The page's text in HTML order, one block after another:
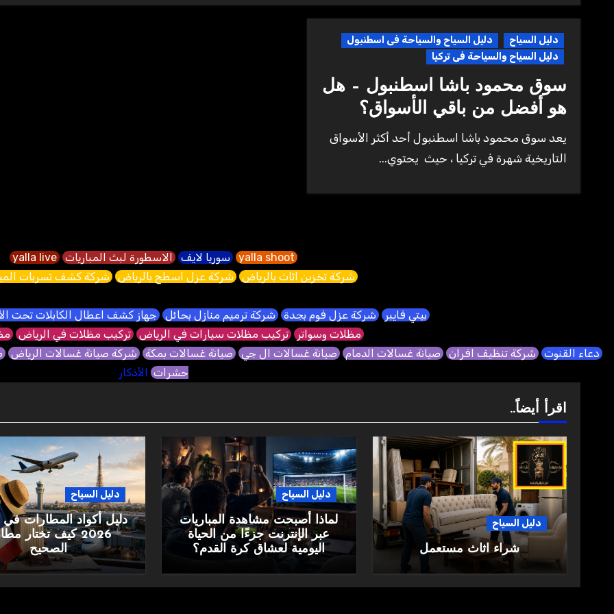
دليل السياح
دليل السياح والسياحة فى اسطنبول
دليل السياح والسياحة فى تركيا
سوق محمود باشا اسطنبول – هل
هو أفضل من باقي الأسواق؟
يعد سوق محمود باشا اسطنبول أحد أكثر الأسواق
التاريخية شهرة في تركيا ، حيث يحتوي...
yalla shoot سوريا لايف الاسطورة لبث المباريات yalla live
شركة تخزين اثاث بالرياض شركة عزل اسطح بالرياض شركة كشف تسربات
بيتي فايبر شركة عزل فوم بجدة شركة ترميم منازل بحائل جهاز كشف اعطال الكابلات تحت
مظلات وسواتر تركيب مظلات سيارات في الرياض تركيب مظلات في الرياض
دعاء القنوت شركة تنظيف افران صيانة غسالات الدمام صيانة غسالات ال جي صيانة غسالات بمكة شركة صيانة غسالات الرياض
حشرات الأذكار
اقرأ أيضاً..
دليل السياح
شراء اثاث مستعمل
دليل السياح
لماذا أصبحت مشاهدة المباريات
عبر الإنترنت جزءًا من الحياة
اليومية لعشاق كرة القدم؟
دليل السياح
دليل أكواد المطارات
2026 كيف تختار
الصحيح